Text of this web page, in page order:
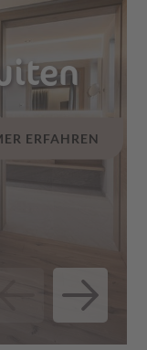
ERFAHREN